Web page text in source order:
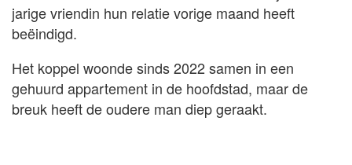
jarige vriendin hun relatie vorige maand heeft
beëindigd.
Het koppel woonde sinds 2022 samen in een
gehuurd appartement in de hoofdstad, maar de
breuk heeft de oudere man diep geraakt.